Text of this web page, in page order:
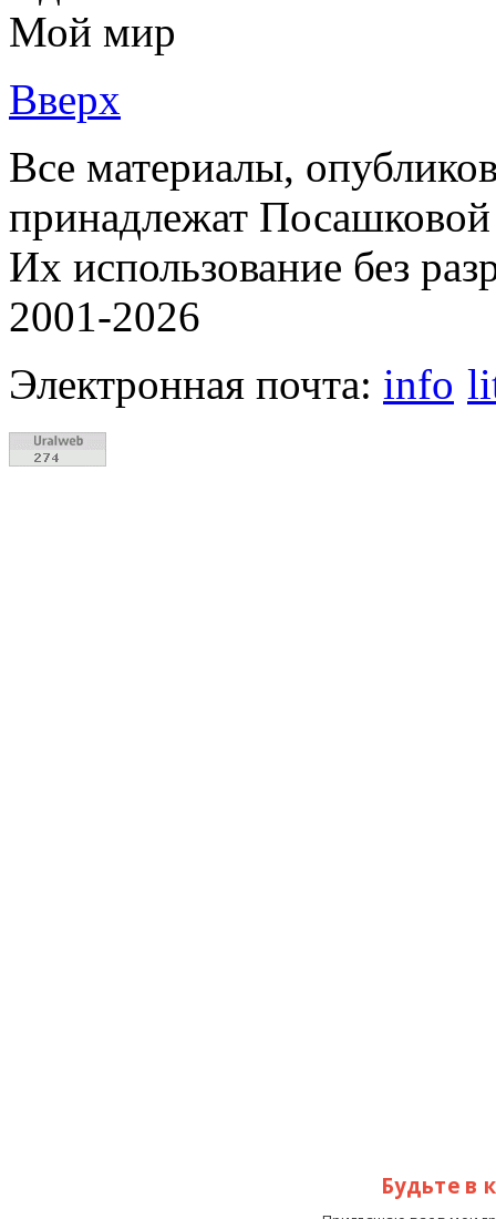
Мой мир
Вверх
Все материалы,
принадлежат
Их использование без
2001-2026
Электронная почта: info
Будьте в